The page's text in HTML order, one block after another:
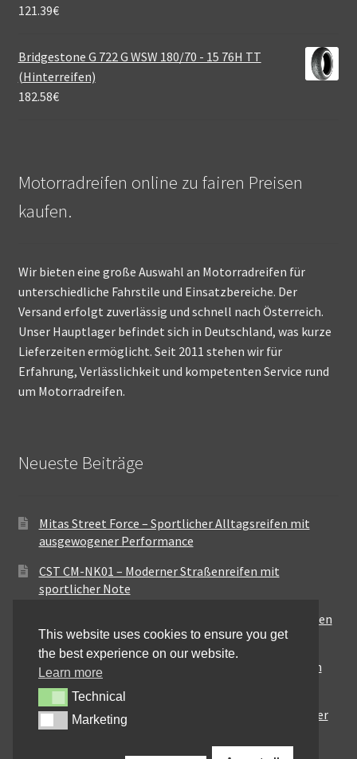
121.39€
Bridgestone G 722 G WSW 180/70 - 15 76H TT
(Hinterreifen)
182.58€
Motorradreifen online zu fairen Preisen
kaufen.
Wir bieten eine große Auswahl an Motorradreifen für
unterschiedliche Fahrstile und Einsatzbereiche. Der
Versand erfolgt zuverlässig und schnell nach Österreich.
Unser Hauptlager befindet sich in Deutschland, was kurze
Lieferzeiten ermöglicht. Seit 2011 stehen wir für
Erfahrung, Verlässlichkeit und kompetenten Service rund
um Motorradreifen.
Neueste Beiträge
Mitas Street Force – Sportlicher Alltagsreifen mit
ausgewogener Performance
CST CM-NK01 – Moderner Straßenreifen mit
sportlicher Note
Maxxis MA-ST3 – Ausgewogener Sport-Touring-Reifen
für vielseitige Einsätze
Pirelli City Demon – Zuverlässigkeit für den urbanen
Alltag
Metzeler Perfect ME77 – Klassische Optik mit solider
Straßenperformance
This website uses cookies to ensure you get
the best experience on our website.
Learn more
TechnicalTechnical
MarketingMarketing